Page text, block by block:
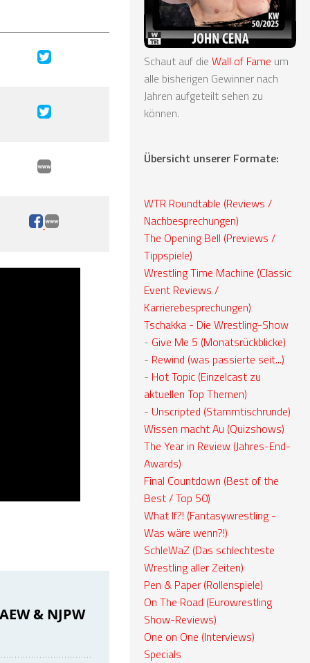
Schaut auf die Wall of Fame um
alle bisherigen Gewinner nach
Jahren aufgeteilt sehen zu
können.
Übersicht unserer Formate:
WTR Roundtable (Reviews /
Nachbesprechungen)
The Opening Bell (Previews /
Tippspiele)
Wrestling Time Machine (Classic
Event Reviews /
Karrierebesprechungen)
Tschakka - Die Wrestling-Show
- Give Me 5 (Monatsrückblicke)
- Rewind (was passierte seit...)
- Hot Topic (Einzelcast zu
aktuellen Top Themen)
- Unscripted (Stammtischrunde)
Wissen macht Au (Quizshows)
The Year in Review (Jahres-End-
Awards)
Final Countdown (Best of the
Best / Top 50)
What If?! (Fantasywrestling -
Was wäre wenn?!)
SchleWaZ (Das schlechteste
Wrestling aller Zeiten)
Pen & Paper (Rollenspiele)
On The Road (Eurowrestling
Show-Reviews)
One on One (Interviews)
Specials